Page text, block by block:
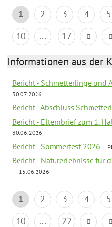
1 2 3 4 5
10
... 17
Informationen aus der
Bericht - Schmetterlinge und
30.07.2026
Bericht - Abschluss
Bericht - Elternbrief zum 1.
30.06.2026
Bericht - Sommerfest 2026
Bericht - Naturerlebnisse für
15.06.2026
1 2 3 4 5
10
... 22